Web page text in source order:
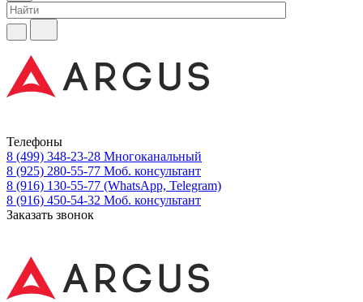
Телефоны
8 (499) 348-23-28 Многоканальный
8 (925) 280-55-77 Моб. консультант
8 (916) 130-55-77 (WhatsApp, Telegram)
8 (916) 450-54-32 Моб. консультант
Заказать звонок